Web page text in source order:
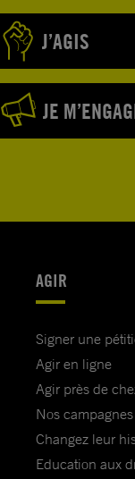
J’AGIS
JE
AGIR
Signer une
Agir en ligne
Agir près de
Nos campagnes
Changez leur
Education aux